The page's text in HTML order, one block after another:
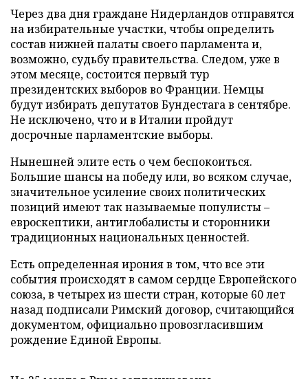
Через два дня граждане Нидерландов отправятся
на избирательные участки, чтобы определить
состав нижней палаты своего парламента и,
возможно, судьбу правительства. Следом, уже в
этом месяце, состоится первый тур
президентских выборов во Франции. Немцы
будут избирать депутатов Бундестага в сентябре.
Не исключено, что и в Италии пройдут
досрочные парламентские выборы.
Нынешней элите есть о чем беспокоиться.
Большие шансы на победу или, во всяком случае,
значительное усиление своих политических
позиций имеют так называемые популисты –
евроскептики, антиглобалисты и сторонники
традиционных национальных ценностей.
Есть определенная ирония в том, что все эти
события происходят в самом сердце Европейского
союза, в четырех из шести стран, которые 60 лет
назад подписали Римский договор, считающийся
документом, официально провозгласившим
рождение Единой Европы.